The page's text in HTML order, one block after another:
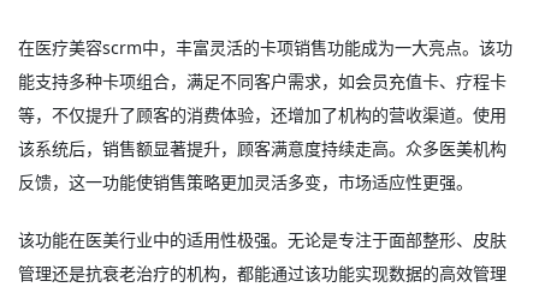
在医疗美容scrm中，丰富灵活的卡项销售功能成为一大亮点。该功
能支持多种卡项组合，满足不同客户需求，如会员充值卡、疗程卡
等，不仅提升了顾客的消费体验，还增加了机构的营收渠道。使用
该系统后，销售额显著提升，顾客满意度持续走高。众多医美机构
反馈，这一功能使销售策略更加灵活多变，市场适应性更强。
该功能在医美行业中的适用性极强。无论是专注于面部整形、皮肤
管理还是抗衰老治疗的机构，都能通过该功能实现数据的高效管理